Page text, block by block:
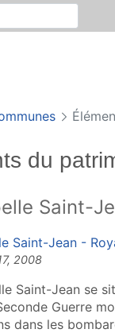
du
Saint-
Saint-Jean se
Guerre
dans les